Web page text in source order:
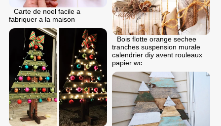
Bois flotte orange sechee
tranches suspension murale
calendrier diy avent rouleaux
papier wc
Carte de noel facile a
fabriquer a la maison